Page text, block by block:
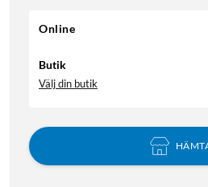
Online
Butik
Välj din butik